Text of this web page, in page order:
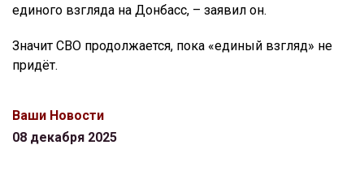
единого взгляда на Донбасс, – заявил он.
Значит СВО продолжается, пока «единый взгляд» не
придёт.
Ваши Новости
08 декабря 2025